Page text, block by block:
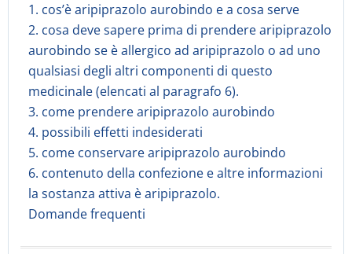
1. cos’è aripiprazolo aurobindo e a cosa serve
2. cosa deve sapere prima di prendere aripiprazolo
aurobindo se è allergico ad aripiprazolo o ad uno
qualsiasi degli altri componenti di questo
medicinale (elencati al paragrafo 6).
3. come prendere aripiprazolo aurobindo
4. possibili effetti indesiderati
5. come conservare aripiprazolo aurobindo
6. contenuto della confezione e altre informazioni
la sostanza attiva è aripiprazolo.
Domande frequenti